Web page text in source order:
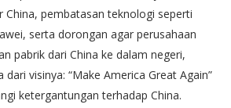
China, pembatasan teknologi seperti
serta dorongan agar perusahaan
pabrik dari China ke dalam negeri,
visinya: “Make America Great Again”
ketergantungan terhadap China.